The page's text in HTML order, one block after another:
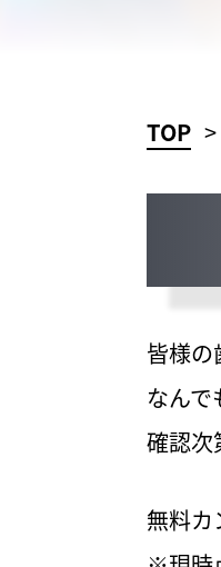
TOP
皆様の
なんで
確認次
無料カ